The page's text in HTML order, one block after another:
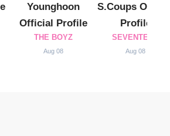
Younghoon
Official Profile
THE BOYZ
Aug 08
S.Coups
Profile
SEVENTEEN
Aug 08